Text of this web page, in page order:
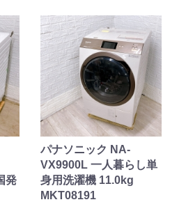
発
パナソニック NA-
VX9900L 一人暮らし単
身用洗濯機 11.0kg
MKT08191